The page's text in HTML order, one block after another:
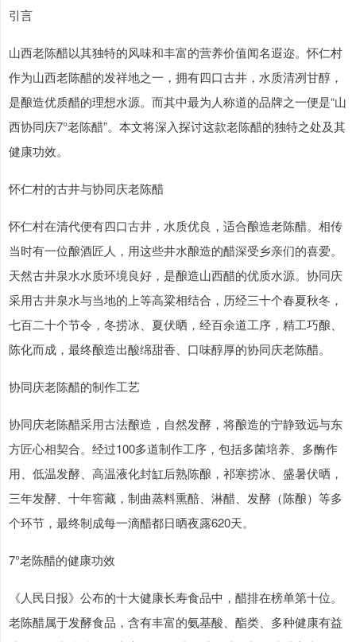
引言
山西老陈醋以其独特的风味和丰富的营养价值闻名遐迩。怀仁村
作为山西老陈醋的发祥地之一，拥有四口古井，水质清冽甘醇，
是酿造优质醋的理想水源。而其中最为人称道的品牌之一便是“山
西协同庆7°老陈醋”。本文将深入探讨这款老陈醋的独特之处及其
健康功效。
怀仁村的古井与协同庆老陈醋
怀仁村在清代便有四口古井，水质优良，适合酿造老陈醋。相传
当时有一位酿酒匠人，用这些井水酿造的醋深受乡亲们的喜爱。
天然古井泉水水质环境良好，是酿造山西醋的优质水源。协同庆
采用古井泉水与当地的上等高粱相结合，历经三十个春夏秋冬，
七百二十个节令，冬捞冰、夏伏晒，经百余道工序，精工巧酿、
陈化而成，最终酿造出酸绵甜香、口味醇厚的协同庆老陈醋。
协同庆老陈醋的制作工艺
协同庆老陈醋采用古法酿造，自然发酵，将酿造的宁静致远与东
方匠心相契合。经过100多道制作工序，包括多菌培养、多酶作
用、低温发酵、高温液化封缸后熟陈酿，祁寒捞冰、盛暑伏晒，
三年发酵、十年窖藏，制曲蒸料熏醅、淋醋、发酵（陈酿）等多
个环节，最终制成每一滴醋都日晒夜露620天。
7°老陈醋的健康功效
《人民日报》公布的十大健康长寿食品中，醋排在榜单第十位。
老陈醋属于发酵食品，含有丰富的氨基酸、酯类、多种健康有益